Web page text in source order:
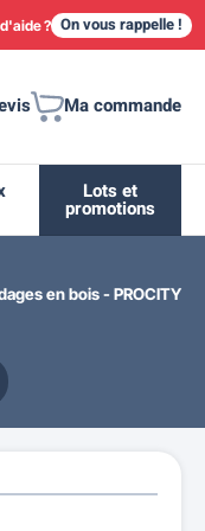
? On vous rappelle !
Ma commande
urbainmoto
routière
rangement
Lots et
promotions
en bois - PROCITY